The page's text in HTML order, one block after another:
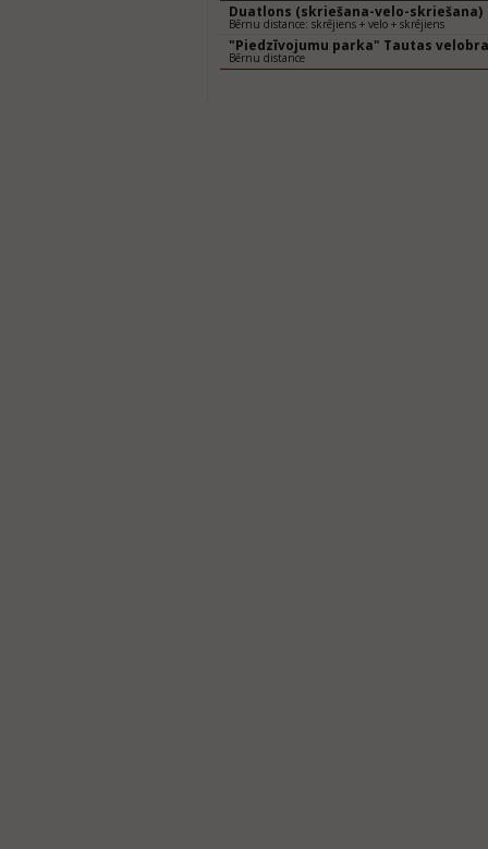
Duatlons (skriešana-velo-skriešana)
Bērnu distance: skrējiens + velo + skrējiens
"Piedzīvojumu parka" Tautas
Bērnu distance